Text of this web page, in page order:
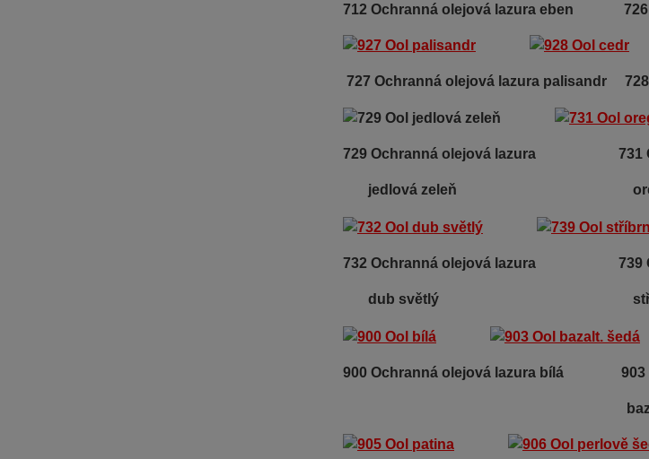
712 Ochranná olejová lazura eben 726
727 Ochranná olejová lazura palisandr
729 Ochranná olejová lazura 731
jedlová zeleň
732 Ochranná olejová lazura 739
dub světlý stříbrně
900 Ochranná olejová lazura bílá 903
bazaltově šedá